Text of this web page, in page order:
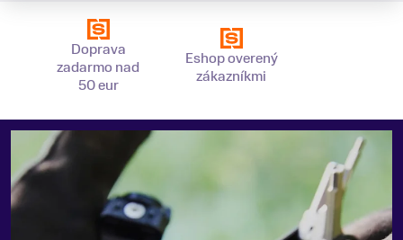
Doprava
zadarmo nad
50 eur
Eshop overený
zákazníkmi